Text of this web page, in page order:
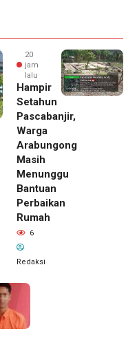
20
jam
lalu
Hampir
Setahun
Pascabanjir,
Warga
Arabungong
Masih
Menunggu
Bantuan
Perbaikan
Rumah
6
Redaksi